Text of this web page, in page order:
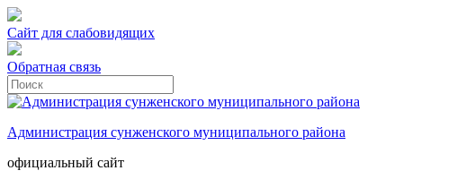
Сайт для слабовидящих
Обратная связь
Администрация сунженского муниципального района
официальный сайт